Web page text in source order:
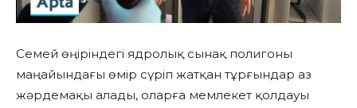
Семей өңіріндегі ядролық сынақ полигоны
маңайындағы өмір сүріп жатқан тұрғындар аз
жәрдемақы алады, оларға мемлекет қолдауы